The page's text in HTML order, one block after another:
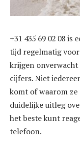
+31 435 69 02 08
tijd regelmatig
krijgen onverwacht
cijfers. Niet
komt of waarom ze
duidelijke uitleg
het beste kunt
telefoon.